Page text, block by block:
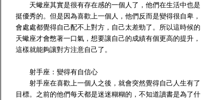
天蠍座其實是很有存在感的一個人了，他們在生活中也是
挺優秀的。但是因為喜歡上一個人，他們反而是變得很自卑，
會處處都覺得自己配不上對方，自己太差勁了。所以這時候的
天蠍座才會憋著一口氣，想要讓自己的成績有個更高的提升，
這樣就能夠讓對方注意自己了。
射手座：變得有自信心
射手座在喜歡上一個人之後，就會突然覺得自己人生有了
目標。之前的他們每天都是迷迷糊糊的，不知道讀書是為了什